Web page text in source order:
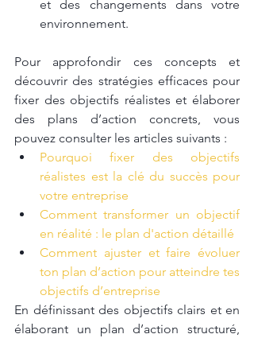
et des changements dans votre
environnement.
Pour approfondir ces concepts et
découvrir des stratégies efficaces pour
fixer des objectifs réalistes et élaborer
des plans d’action concrets, vous
pouvez consulter les articles suivants :
Pourquoi fixer des objectifs
réalistes est la clé du succès pour
votre entreprise
Comment transformer un objectif
en réalité : le plan d'action détaillé
Comment ajuster et faire évoluer
ton plan d’action pour atteindre tes
objectifs d’entreprise
En définissant des objectifs clairs et en
élaborant un plan d’action structuré,